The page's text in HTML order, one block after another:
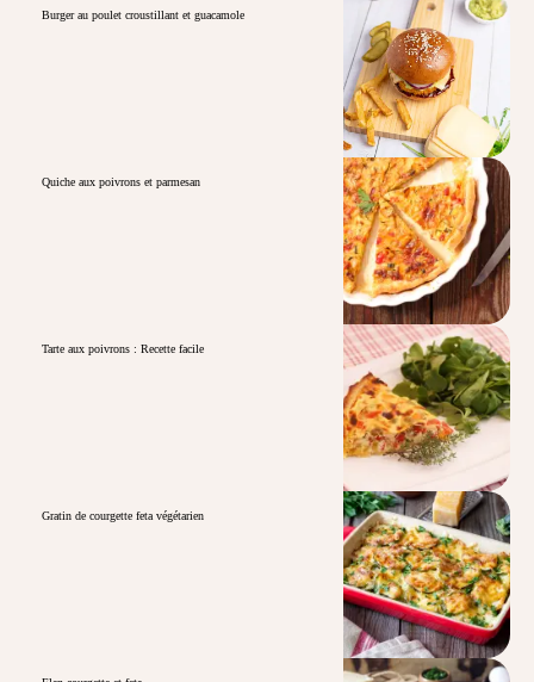
Burger au poulet croustillant et guacamole
Quiche aux poivrons et parmesan
Tarte aux poivrons : Recette facile
Gratin de courgette feta végétarien